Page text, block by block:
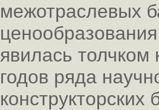
межотраслевых
явилась толчком
годов ряда